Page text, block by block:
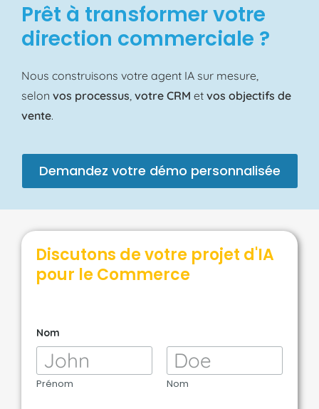
Prêt à transformer votre
direction commerciale ?
Nous construisons votre agent IA sur mesure,
selon vos processus, votre CRM et vos objectifs de
vente.
Demandez votre démo personnalisée
Discutons de votre projet d'IA
pour le Commerce
Nom
Prénom Nom